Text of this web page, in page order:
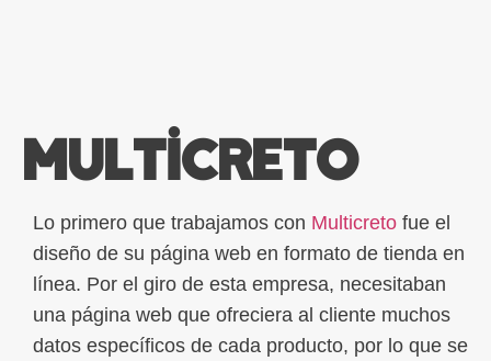
Multicreto
Lo primero que trabajamos con Multicreto fue el
diseño de su página web en formato de tienda en
línea. Por el giro de esta empresa, necesitaban
una página web que ofreciera al cliente muchos
datos específicos de cada producto, por lo que se